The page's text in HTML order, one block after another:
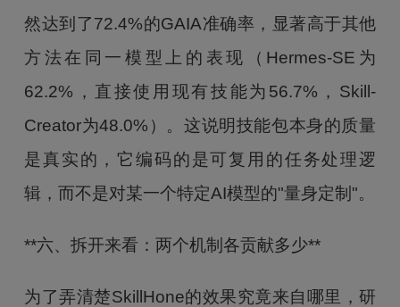
然达到了72.4%的GAIA准确率，显著高于其他
方法在同一模型上的表现（Hermes-SE为
62.2%，直接使用现有技能为56.7%，Skill-
Creator为48.0%）。这说明技能包本身的质量
是真实的，它编码的是可复用的任务处理逻
辑，而不是对某一个特定AI模型的"量身定制"。
**六、拆开来看：两个机制各贡献多少**
为了弄清楚SkillHone的效果究竟来自哪里，研